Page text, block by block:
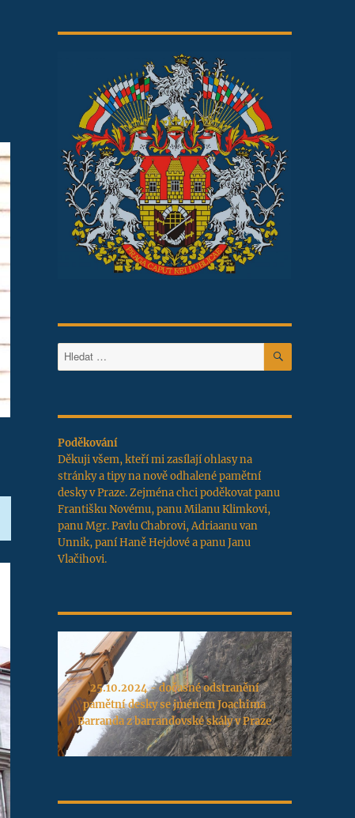
Hledat: HLEDÁNÍ
Poděkování
Děkuji všem, kteří mi zasílají ohlasy na
stránky a tipy na nově odhalené pamětní
desky v Praze. Zejména chci poděkovat panu
Františku Novému, panu Milanu Klimkovi,
panu Mgr. Pavlu Chabrovi, Adriaanu van
Unnik, paní Haně Hejdové a panu Janu
Vlačihovi.
25.10.2024 - dočasné odstranění
pamětní desky se jménem Joachima
Barranda z barrandovské skály v Praze